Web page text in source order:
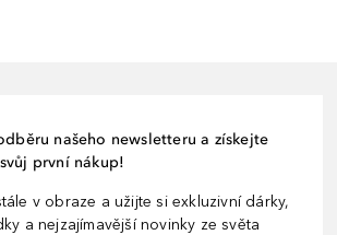
našeho newsletteru a získejte
první nákup!
v obraze a užijte si exkluzivní dárky,
a nejzajímavější novinky ze světa